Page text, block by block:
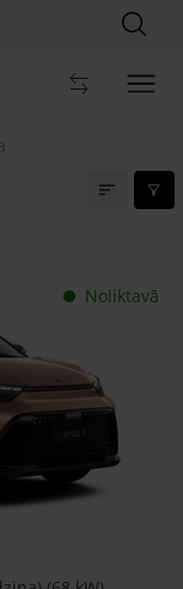
Noliktavā